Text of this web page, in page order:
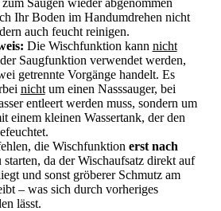
Saugen wieder abgenommen
Ihr Boden im Handumdrehen nicht
auch feucht reinigen.
Die Wischfunktion kann nicht
Saugfunktion verwendet werden,
getrennte Vorgänge handelt. Es
nichtum einen Nasssauger, bei
entleert werden muss, sondern um
einem kleinen Wassertank, der den
die Wischfunktion erst nach
starten, da der Wischaufsatz direkt auf
und sonst gröberer Schmutz am
– was sich durch vorheriges
lässt.